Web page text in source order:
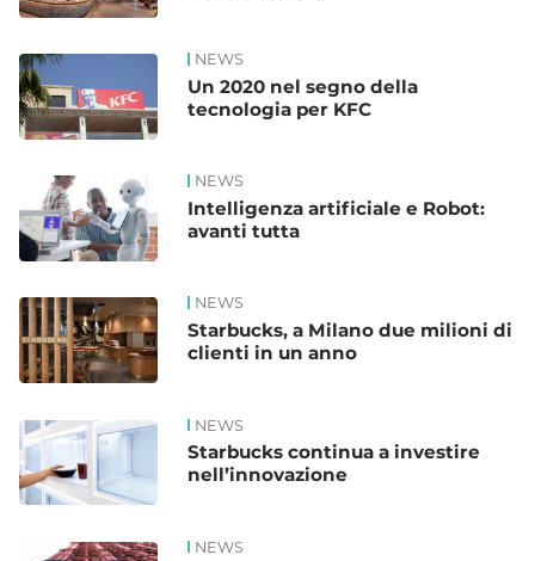
NEWS
Un 2020 nel segno della
tecnologia per KFC
NEWS
Intelligenza artificiale e Robot:
avanti tutta
NEWS
Starbucks, a Milano due milioni di
clienti in un anno
NEWS
Starbucks continua a investire
nell’innovazione
NEWS